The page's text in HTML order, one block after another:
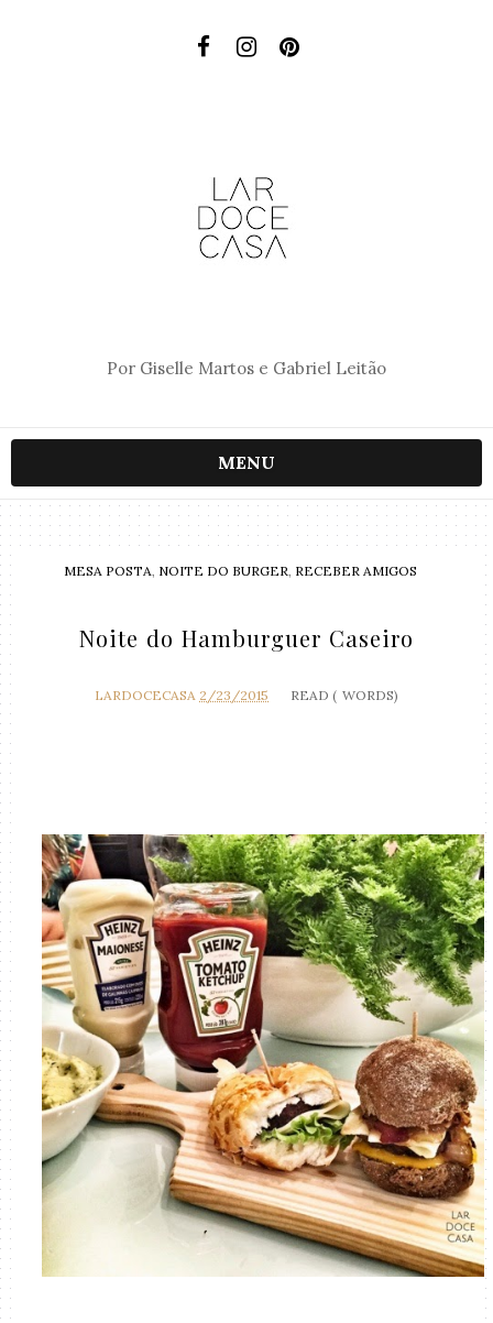
Por Giselle Martos e Gabriel Leitão
MENU
MESA POSTA, NOITE DO BURGER, RECEBER AMIGOS
Noite do Hamburguer Caseiro
LARDOCECASA 2/23/2015 READ ( WORDS)